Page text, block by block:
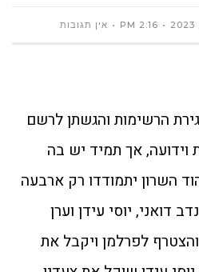
2:16 PM אין תגובות
הרשימות והגשתן לרשם
וידועה, אך תמיד יש בה
השרון יתמודדו רק ארבעה
דואני, יוסי עידן וערן
לפרלמן ויקבל את